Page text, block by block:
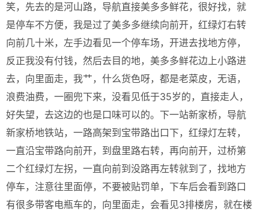
笑，先去的是河山路，导航直接美多多鲜花，很好找，就
是停车不方便，我是过了美多多继续向前开，红绿灯右转
向前几十米，左手边看见一个停车场，开进去找地方停，
反正我没有付钱，然后去目的地，美多多鲜花边上小路进
去，向里面走，我艹，什么货色呀，都是老菜皮，无语，
浪费油费，一圈兜下来，没看见低于35岁的，直接走人，
好失望，去这边的也是口味可以的。下一站新家桥，导航
新家桥地铁站，一路高架到宝带路出口下，红绿灯左转，
一直沿宝带路向前开，到盘里路右转，再向前开，过桥第
二个红绿灯左拐，一直向前到没路再左转就到了，找地方
停车，注意往里面停，不要被贴罚单，下车后会看到路口
有很多带客电瓶车的，向里面走，会看见3排楼房，就在楼